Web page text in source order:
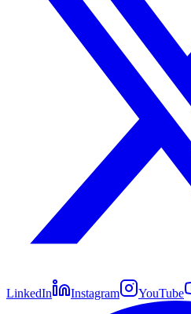
LinkedIn Instagram YouTube